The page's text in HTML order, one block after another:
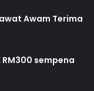
Awam Terima
sempena